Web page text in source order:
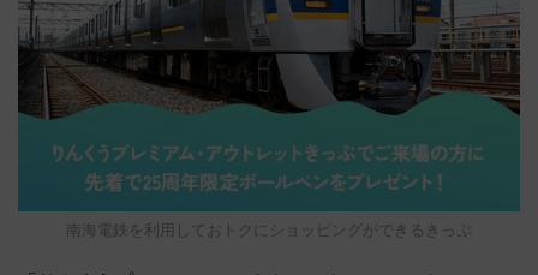
南海電鉄を利用しておトクにショッピングができるきっぷ